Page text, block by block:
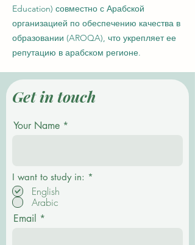
Education) совместно с Арабской
организацией по обеспечению качества в
образовании (AROQA), что укрепляет ее
репутацию в арабском регионе.
Get in touch
Your Name
I want to study in: *
English
Arabic
Email